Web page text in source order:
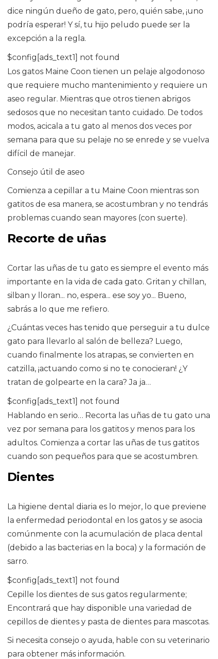
dice ningún dueño de gato, pero, quién sabe, ¡uno
podría esperar! Y sí, tu hijo peludo puede ser la
excepción a la regla.
$config[ads_text1] not found
Los gatos Maine Coon tienen un pelaje algodonoso
que requiere mucho mantenimiento y requiere un
aseo regular. Mientras que otros tienen abrigos
sedosos que no necesitan tanto cuidado. De todos
modos, acicala a tu gato al menos dos veces por
semana para que su pelaje no se enrede y se vuelva
difícil de manejar.
Consejo útil de aseo
Comienza a cepillar a tu Maine Coon mientras son
gatitos de esa manera, se acostumbran y no tendrás
problemas cuando sean mayores (con suerte).
Recorte de uñas
Cortar las uñas de tu gato es siempre el evento más
importante en la vida de cada gato. Gritan y chillan,
silban y lloran... no, espera... ese soy yo... Bueno,
sabrás a lo que me refiero.
¿Cuántas veces has tenido que perseguir a tu dulce
gato para llevarlo al salón de belleza? Luego,
cuando finalmente los atrapas, se convierten en
catzilla, ¡actuando como si no te conocieran! ¿Y
tratan de golpearte en la cara? Ja ja…
$config[ads_text1] not found
Hablando en serio… Recorta las uñas de tu gato una
vez por semana para los gatitos y menos para los
adultos. Comienza a cortar las uñas de tus gatitos
cuando son pequeños para que se acostumbren.
Dientes
La higiene dental diaria es lo mejor, lo que previene
la enfermedad periodontal en los gatos y se asocia
comúnmente con la acumulación de placa dental
(debido a las bacterias en la boca) y la formación de
sarro.
$config[ads_text1] not found
Cepille los dientes de sus gatos regularmente;
Encontrará que hay disponible una variedad de
cepillos de dientes y pasta de dientes para mascotas.
Si necesita consejo o ayuda, hable con su veterinario
para obtener más información.